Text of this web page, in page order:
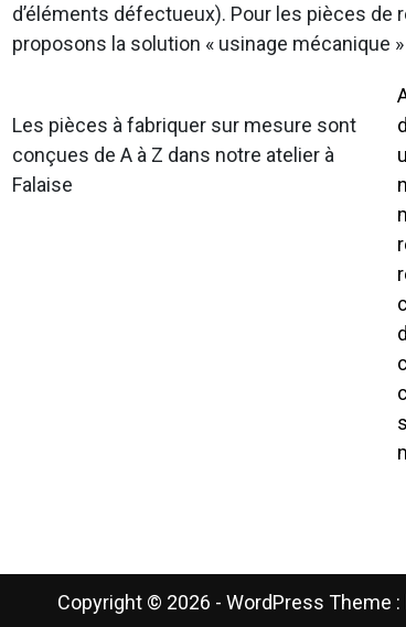
d’éléments défectueux). Pour les pièces de
proposons la solution « usinage mécanique
Les pièces à fabriquer sur mesure sont
conçues de A à Z dans notre atelier à
Falaise
Copyright © 2026 - WordPress Theme :